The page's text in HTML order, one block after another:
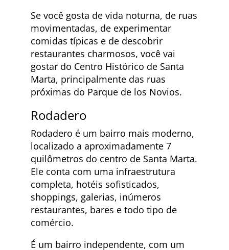
Se você gosta de vida noturna, de ruas
movimentadas, de experimentar
comidas típicas e de descobrir
restaurantes charmosos, você vai
gostar do Centro Histórico de Santa
Marta, principalmente das ruas
próximas do Parque de los Novios.
Rodadero
Rodadero é um bairro mais moderno,
localizado a aproximadamente 7
quilômetros do centro de Santa Marta.
Ele conta com uma infraestrutura
completa, hotéis sofisticados,
shoppings, galerias, inúmeros
restaurantes, bares e todo tipo de
comércio.
É um bairro independente, com um